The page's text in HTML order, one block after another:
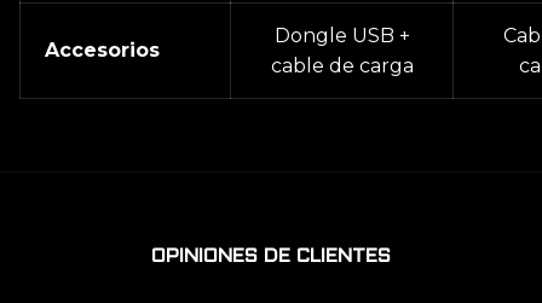
Accesorios
Dongle USB +
cable de carga
OPINIONES DE CLIENTES